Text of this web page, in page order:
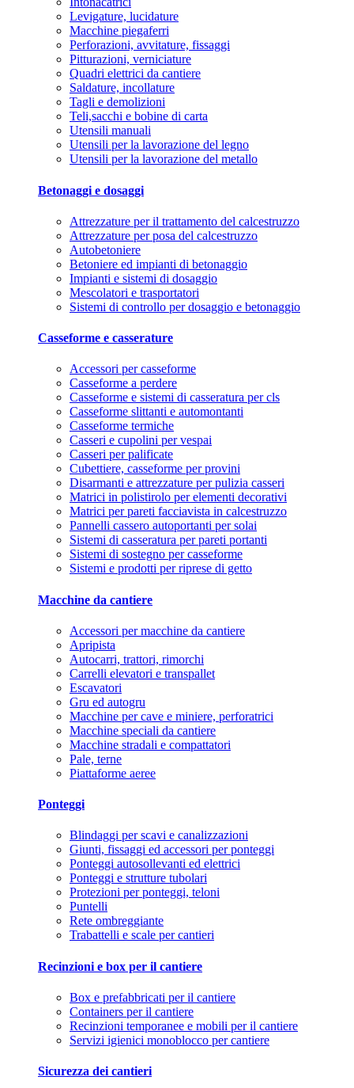
Levigature, lucidature
Macchine piegaferri
Perforazioni, avvitature, fissaggi
Pitturazioni, verniciature
Quadri elettrici da cantiere
Saldature, incollature
Tagli e demolizioni
Teli,sacchi e bobine di carta
Utensili manuali
Utensili per la lavorazione del legno
Utensili per la lavorazione del metallo
Betonaggi e dosaggi
Attrezzature per il trattamento del calcestruzzo
Attrezzature per posa del calcestruzzo
Autobetoniere
Betoniere ed impianti di betonaggio
Impianti e sistemi di dosaggio
Mescolatori e trasportatori
Sistemi di controllo per dosaggio e betonaggio
Casseforme e casserature
Accessori per casseforme
Casseforme a perdere
Casseforme e sistemi di casseratura per cls
Casseforme slittanti e automontanti
Casseforme termiche
Casseri e cupolini per vespai
Casseri per palificate
Cubettiere, casseforme per provini
Disarmanti e attrezzature per pulizia casseri
Matrici in polistirolo per elementi decorativi
Matrici per pareti facciavista in calcestruzzo
Pannelli cassero autoportanti per solai
Sistemi di casseratura per pareti portanti
Sistemi di sostegno per casseforme
Sistemi e prodotti per riprese di getto
Macchine da cantiere
Accessori per macchine da cantiere
Apripista
Autocarri, trattori, rimorchi
Carrelli elevatori e transpallet
Escavatori
Gru ed autogru
Macchine per cave e miniere, perforatrici
Macchine speciali da cantiere
Macchine stradali e compattatori
Pale, terne
Piattaforme aeree
Ponteggi
Blindaggi per scavi e canalizzazioni
Giunti, fissaggi ed accessori per ponteggi
Ponteggi autosollevanti ed elettrici
Ponteggi e strutture tubolari
Protezioni per ponteggi, teloni
Puntelli
Rete ombreggiante
Trabattelli e scale per cantieri
Recinzioni e box per il cantiere
Box e prefabbricati per il cantiere
Containers per il cantiere
Recinzioni temporanee e mobili per il cantiere
Servizi igienici monoblocco per cantiere
Sicurezza dei cantieri